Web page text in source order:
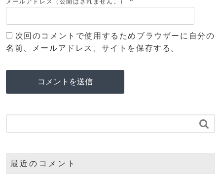
次回のコメントで使用するためブラウザーに自分の
名前、メールアドレス、サイトを保存する。

最近のコメント